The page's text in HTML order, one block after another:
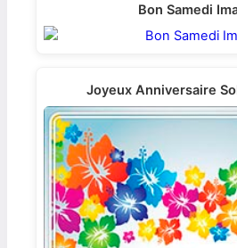
Bon Samedi
Joyeux Anniversaire